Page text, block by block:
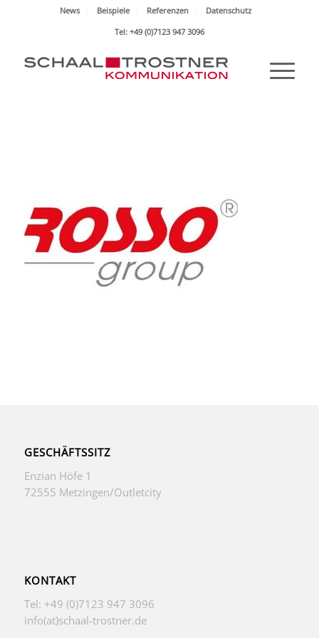
News Beispiele Referenzen
Datenschutz
Tel: +49 (0)7123 947 3096
GESCHÄFTSSITZ
Enzian Höfe 1
72555 Metzingen/Outletcity
KONTAKT
Tel: +49 (0)7123 947 3096
info(at)schaal-trostner.de